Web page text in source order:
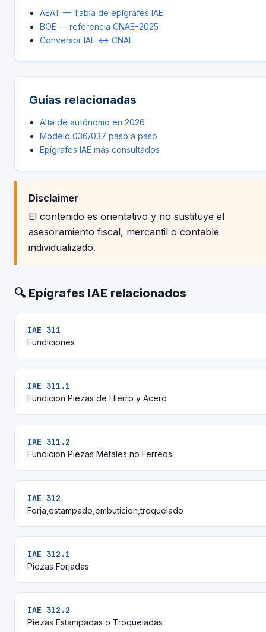
AEAT — Tabla de epígrafes IAE
BOE — referencia CNAE-2025
Conversor IAE ↔ CNAE
Guías relacionadas
Alta de autónomo en 2026
Modelo 036/037 paso a paso
Epígrafes IAE más consultados
Disclaimer
El contenido es orientativo y no sustituye el
asesoramiento fiscal, mercantil o contable
individualizado.
🔍 Epígrafes IAE relacionados
IAE 311
Fundiciones
IAE 311.1
Fundicion Piezas de Hierro y Acero
IAE 311.2
Fundicion Piezas Metales no Ferreos
IAE 312
Forja,estampado,embuticion,troquelado
IAE 312.1
Piezas Forjadas
IAE 312.2
Piezas Estampadas o Troqueladas